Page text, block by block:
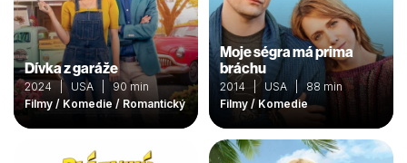
Dívka z garáže
2024 | USA | 90 min
Filmy / Komedie / Romantický
Moje ségra má prima
bráchu
2014 | USA | 88 min
Filmy / Komedie